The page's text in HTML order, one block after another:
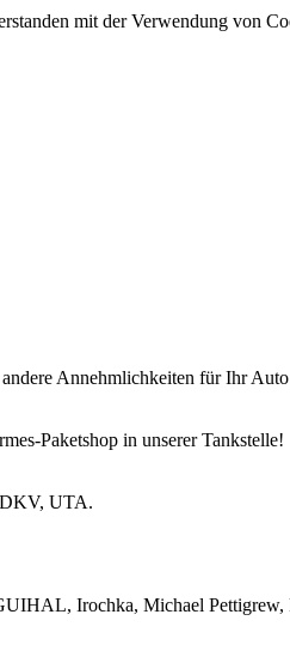
mit der Verwendung von
Annehmlichkeiten für Ihr
Paketshop in unserer Tankstelle!
UTA.
Irochka, Michael Pettigrew,